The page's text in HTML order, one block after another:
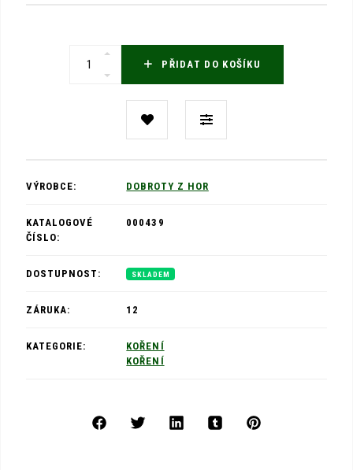
PŘIDAT DO KOŠÍKU
VÝROBCE: DOBROTY Z HOR
KATALOGOVÉ
ČÍSLO:
000439
DOSTUPNOST: SKLADEM
ZÁRUKA: 12
KATEGORIE:
KOŘENÍ
KOŘENÍ